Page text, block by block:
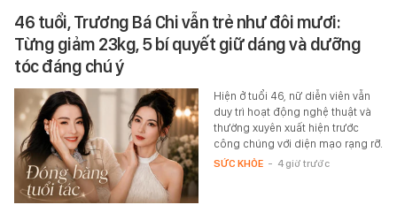
46 tuổi, Trương Bá Chi vẫn trẻ như đôi mươi:
Từng giảm 23kg, 5 bí quyết giữ dáng và dưỡng
tóc đáng chú ý
Hiện ở tuổi 46, nữ diễn viên vẫn
duy trì hoạt động nghệ thuật và
thường xuyên xuất hiện trước
công chúng với diện mạo rạng rỡ.
SỨC KHỎE - 4 giờ trước